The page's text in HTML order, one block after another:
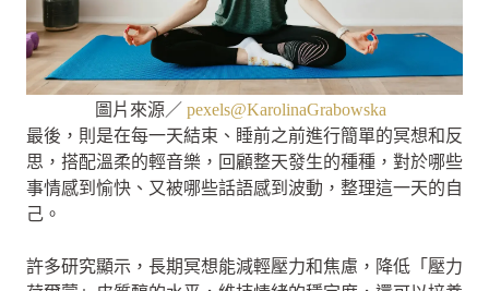
圖片來源／ pexels@KarolinaGrabowska
最後，則是在每一天結束、睡前之前進行簡單的冥想和反
思，搭配溫柔的輕音樂，回顧整天發生的種種，對於哪些
事情感到愉快、又被哪些話語感到波動，整理這一天的自
己。
許多研究顯示，長期冥想能減輕壓力和焦慮，降低「壓力